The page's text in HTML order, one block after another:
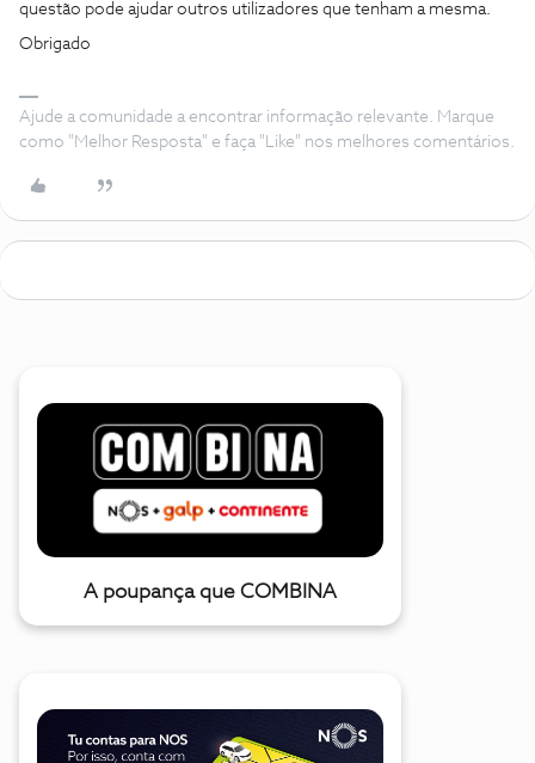
questão pode ajudar outros utilizadores que tenham a mesma.
Obrigado
Ajude a comunidade a encontrar informação relevante. Marque
como "Melhor Resposta" e faça "Like" nos melhores comentários.
A poupança que COMBINA